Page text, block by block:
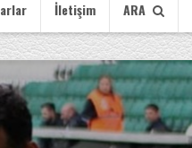
İletişim ARA